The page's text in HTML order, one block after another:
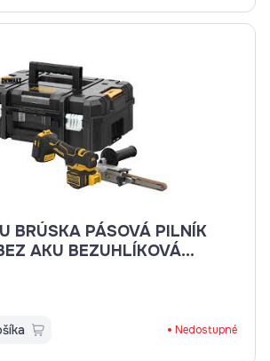
BRÚSKA PÁSOVÁ PILNÍK
AKU BEZUHLÍKOVÁ
Nedostupné